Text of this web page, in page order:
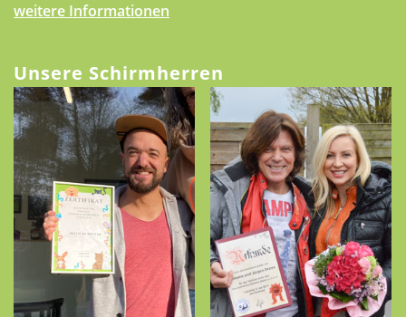
weitere Informationen
Unsere Schirmherren